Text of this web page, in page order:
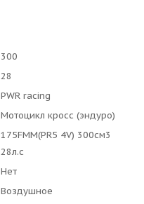
300
28
PWR racing
Мотоцикл кросс (эндуро)
175FMM(PR5 4V) 300см3
28л.с
Нет
Воздушное